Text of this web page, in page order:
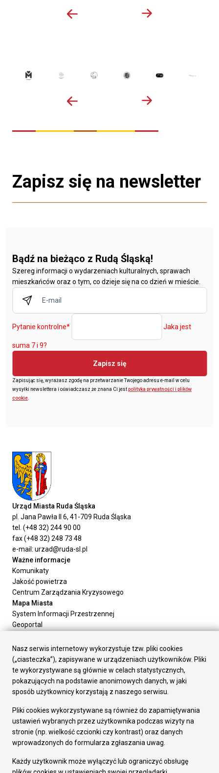
Zapisz się na newsletter
Bądź na bieżąco z Rudą Śląską!
Szereg informacji o wydarzeniach kulturalnych, sprawach
mieszkańców oraz o tym, co dzieje się na co dzień w mieście.
Pytanie kontrolne* Jaka jest
suma 7 i 9?
Zapisz się
Zapisując się, wyrażasz zgodę na przetwarzanie Twojego adresu e-mail w celu
wysyłki newslettera i oświadczasz że znana Ci jestpolityka prywatności i plików
cookie
Urząd Miasta Ruda Śląska
pl. Jana Pawła II 6, 41-709 Ruda Śląska
tel. (+48 32) 244 90 00
fax (+48 32) 248 73 48
e-mail: urzad@ruda-sl.pl
Ważne informacje
Komunikaty
Jakość powietrza
Centrum Zarządzania Kryzysowego
Mapa Miasta
System Informacji Przestrzennej
Geoportal
Załatw sprawę
Prezydent Miasta
Rada Miasta
Wydziały
Elektroniczna Skrzynka Podawcza
Gospodarka
Fundusze europejskie
Środki krajowe
Oferty inwestycyjne
Pozostałe
Nasz serwis internetowy wykorzystuje tzw. pliki cookies
(„ciasteczka”), zapisywane w urządzeniach użytkowników. Pliki
te wykorzystywane są głównie w celach statystycznych,
pokazujących na podstawie anonimowych danych, w jaki
sposób użytkownicy korzystają z naszego serwisu.
Pliki cookies wykorzystywane są również do zapamiętywania
ustawień wybranych przez użytkownika podczas wizyty na
stronie (np. wielkość czcionki czy kontrast) oraz danych
wprowadzonych do formularza zgłaszania uwag.
Każdy użytkownik może wyłączyć lub ograniczyć obsługę